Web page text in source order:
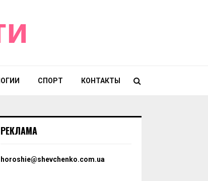
СПОРТ КОНТАКТЫ
РЕКЛАМА
horoshie@shevchenko.com.ua